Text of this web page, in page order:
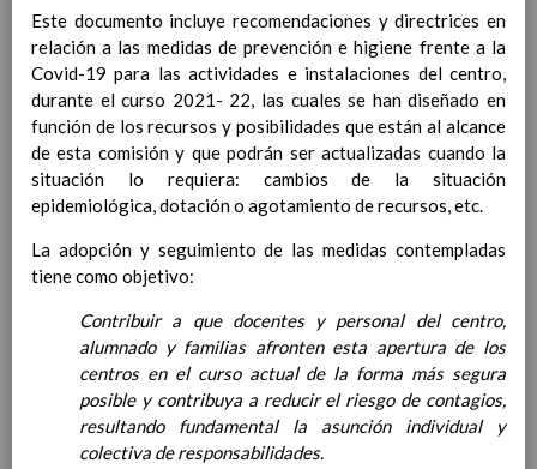
mÃºltiples con los objetivos generales
y de Ã¡reas curriculares.
Competencias bÃ¡sicas
ProgramaciÃ³n y relaciÃ³n de los
elementos curriculares del 2Âº ciclo de
e. Infantil
EvaluaciÃ³n
InterrelaciÃ³n familiar-centro
educativo
Proyecto curricular de ReligiÃ³n
CatÃ³lica en Segundo Ciclo de Infantil
ConcreciÃ³n curricular para la
etapa
15 noviembre 2019
Ãrea III: Lenguajes:
comunicaciÃ³n y
Este documento incluye recomendaciones y directrices en
relación a las medidas de prevención e higiene frente a la
Covid-19 para las actividades e instalaciones del centro,
durante el curso 2021- 22, las cuales se han diseñado en
función de los recursos y posibilidades que están al alcance
de esta comisión y que podrán ser actualizadas cuando la
situación lo requiera: cambios de la situación
epidemiológica, dotación o agotamiento de recursos, etc.
La adopción y seguimiento de las medidas contempladas
tiene como objetivo:
Contribuir a que docentes y personal del centro,
alumnado y familias afronten esta apertura de los
centros en el curso actual de la forma más segura
posible y contribuya a reducir el riesgo de contagios,
resultando fundamental la asunción individual y
colectiva de responsabilidades.